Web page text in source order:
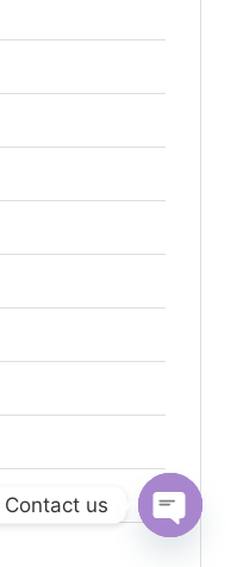
Contact us